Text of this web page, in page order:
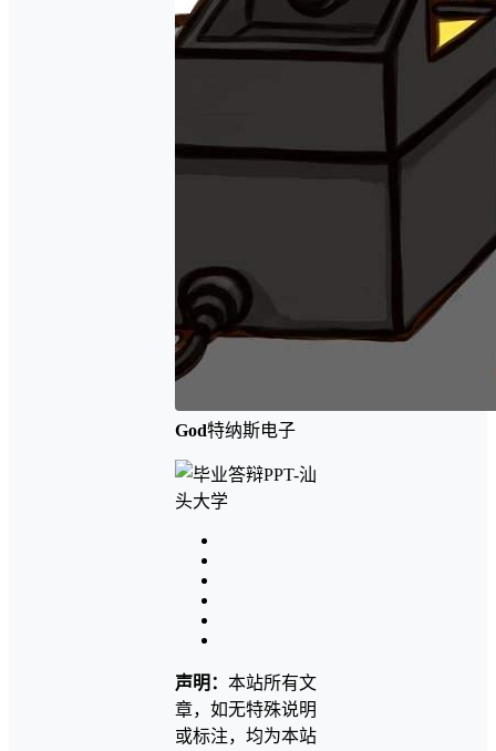
God特纳斯电子
声明： 本站所有文
章，如无特殊说明
或标注，均为本站